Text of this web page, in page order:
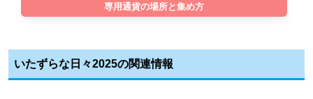
専用通貨の場所と集め方
いたずらな日々2025の関連情報